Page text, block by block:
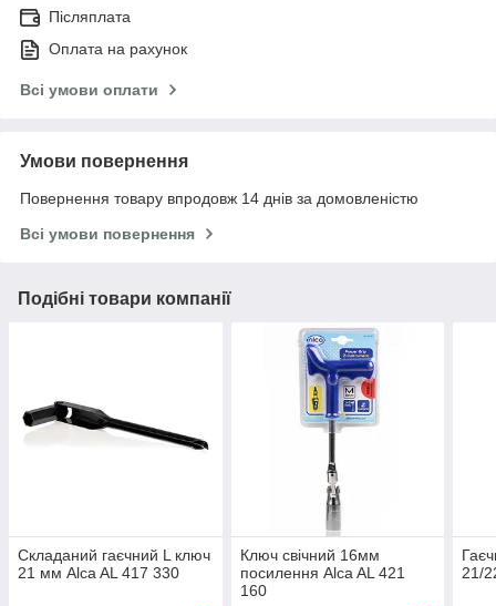
Післяплата
Оплата на рахунок
Всі умови оплати
Умови повернення
Повернення товару впродовж 14 днів за домовленістю
Всі умови повернення
Подібні товари компанії
Складаний гаєчний L ключ
21 мм Alca AL 417 330
Ключ свічний 16мм
посилення Alca AL 421
160
21/